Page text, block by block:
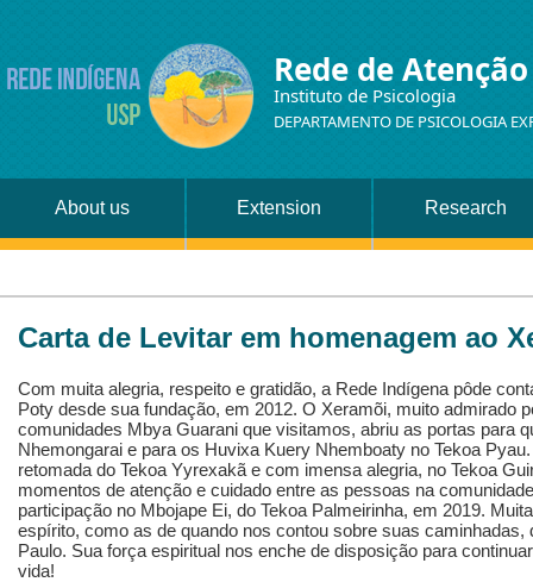
Rede de
Instituto de Psicologia
DEPARTAMENTO DE PSICOLOGIA
About us Extension Research
Carta de Levitar em homenagem ao
Com muita alegria, respeito e gratidão, a Rede Indígena pôde
Poty desde sua fundação, em 2012. O Xeramõi, muito admirado
comunidades Mbya Guarani que visitamos, abriu as portas para
Nhemongarai e para os Huvixa Kuery Nhemboaty no Tekoa
retomada do Tekoa Yyrexakã e com imensa alegria, no Tekoa
momentos de atenção e cuidado entre as pessoas na
participação no Mbojape Ei, do Tekoa Palmeirinha, em 2019.
espírito, como as de quando nos contou sobre suas
Paulo. Sua força espiritual nos enche de disposição para
vida!